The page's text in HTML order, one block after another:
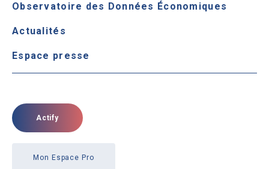
Observatoire des Données Économiques
Actualités
Espace presse
Actify
Mon Espace Pro